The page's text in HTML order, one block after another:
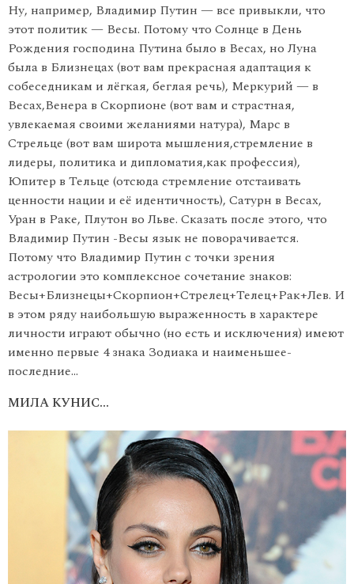
Ну, например, Владимир Путин — все привыкли, что
этот политик — Весы. Потому что Солнце в День
Рождения господина Путина было в Весах, но Луна
была в Близнецах (вот вам прекрасная адаптация к
собеседникам и лёгкая, беглая речь), Меркурий — в
Весах,Венера в Скорпионе (вот вам и страстная,
увлекаемая своими желаниями натура), Марс в
Стрельце (вот вам широта мышления,стремление в
лидеры, политика и дипломатия,как профессия),
Юпитер в Тельце (отсюда стремление отстаивать
ценности нации и её идентичность), Сатурн в Весах,
Уран в Раке, Плутон во Льве. Сказать после этого, что
Владимир Путин -Весы язык не поворачивается.
Потому что Владимир Путин с точки зрения
астрологии это комплексное сочетание знаков:
Весы+Близнецы+Скорпион+Стрелец+Телец+Рак+Лев. И
в этом ряду наибольшую выраженность в характере
личности играют обычно (но есть и исключения) имеют
именно первые 4 знака Зодиака и наименьшее-
последние…
МИЛА КУНИС…